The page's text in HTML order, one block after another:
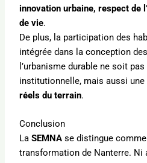
innovation urbaine, respect de
de vie.
De plus, la participation des
intégrée dans la conception
l’urbanisme durable ne soit
institutionnelle, mais aussi une
réels du terrain.
Conclusion
LaSEMNA se distingue
transformation de Nanterre.